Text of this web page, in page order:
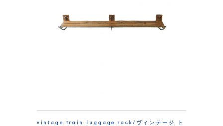
vintage train luggage rack/ヴィンテージ ト